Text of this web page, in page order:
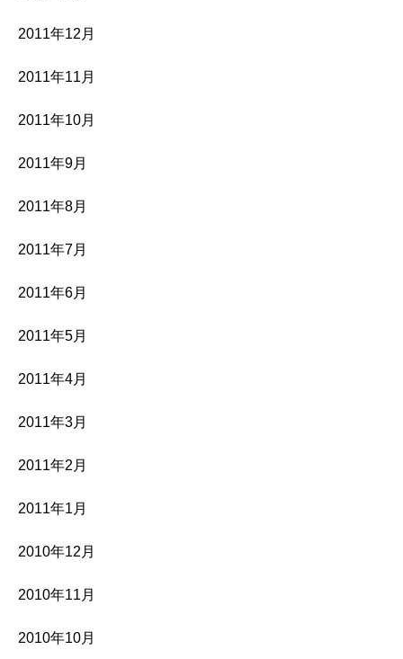
2011年12月
2011年11月
2011年10月
2011年9月
2011年8月
2011年7月
2011年6月
2011年5月
2011年4月
2011年3月
2011年2月
2011年1月
2010年12月
2010年11月
2010年10月